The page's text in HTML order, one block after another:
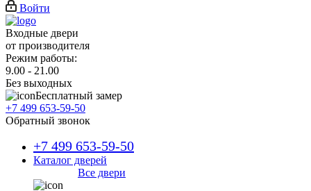
Войти
Входные двери
от производителя
Режим работы:
9.00 - 21.00
Без выходных
Бесплатный замер
+7 499 653-59-50
Обратный звонок
+7 499 653-59-50
Каталог дверей
Все двери